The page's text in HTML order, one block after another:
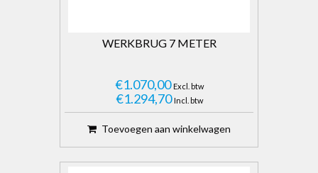
WERKBRUG 7 METER
€1.070,00 Excl. btw
€1.294,70 Incl. btw
Toevoegen aan winkelwagen